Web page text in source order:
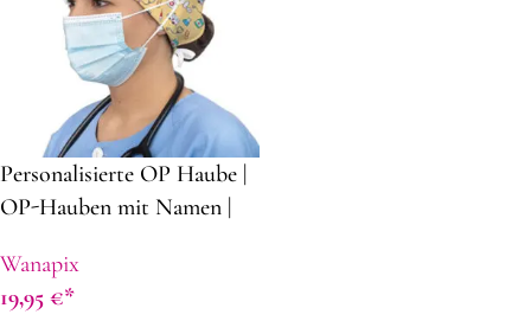
Personalisierte OP Haube |
OP-Hauben mit Namen |
bedrucken
Wanapix
19,95 €